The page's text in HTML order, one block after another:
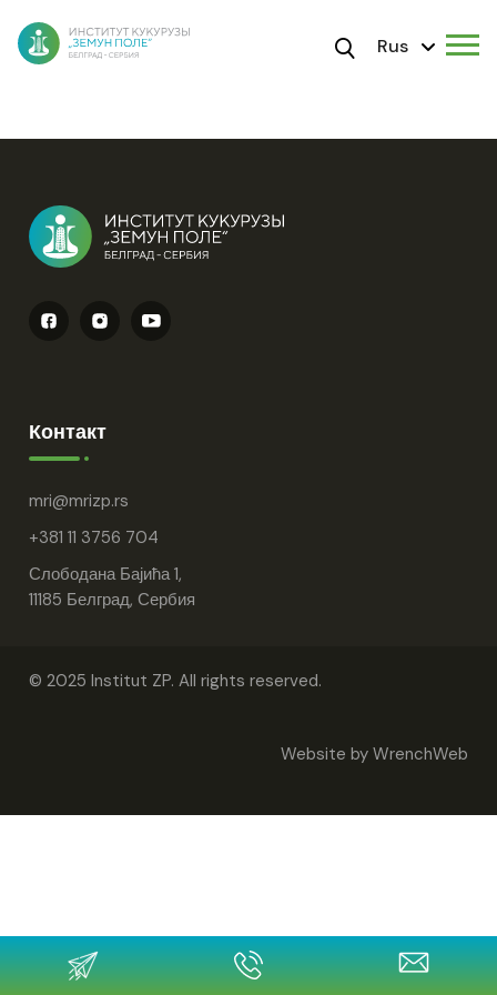
Rus
Контакт
mri
mrizp.rs
+381 11 3756 704
Слободана Бајића 1,
11185 Белград, Сербия
© 2025 Institut ZP. All rights reserved.
Website by WrenchWeb